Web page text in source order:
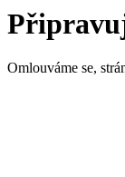
Omlouváme se,